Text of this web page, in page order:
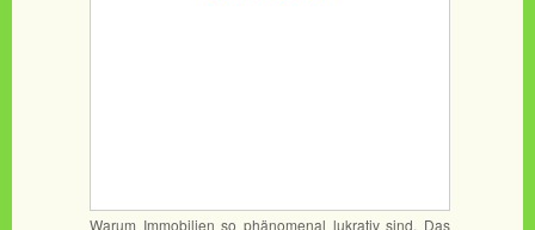
Warum Immobilien so phänomenal lukrativ sind. Das